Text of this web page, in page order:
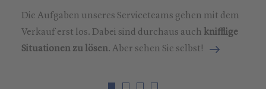
Die Aufgaben unseres Serviceteams gehen mit dem
Verkauf erst los. Dabei sind durchaus auch knifflige
Situationen zu lösen. Aber sehen Sie selbst!